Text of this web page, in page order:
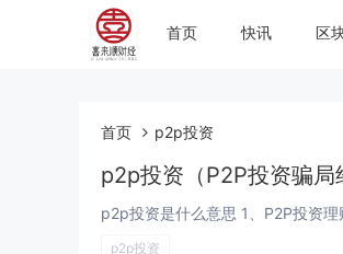
首页 快讯 区
首页 p2p投资
p2p投资（P2P投资骗局
p2p投资